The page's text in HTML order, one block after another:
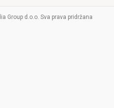
Group d.o.o. Sva prava pridržana